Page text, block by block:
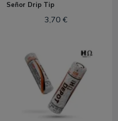
Señor Drip Tip
3,70 €